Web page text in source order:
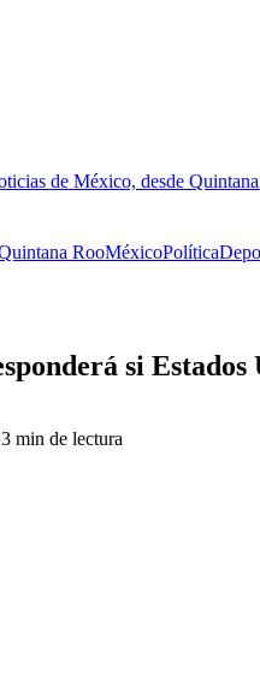
de México, desde
RooMéxicoPolítica
si
3 min de lectura